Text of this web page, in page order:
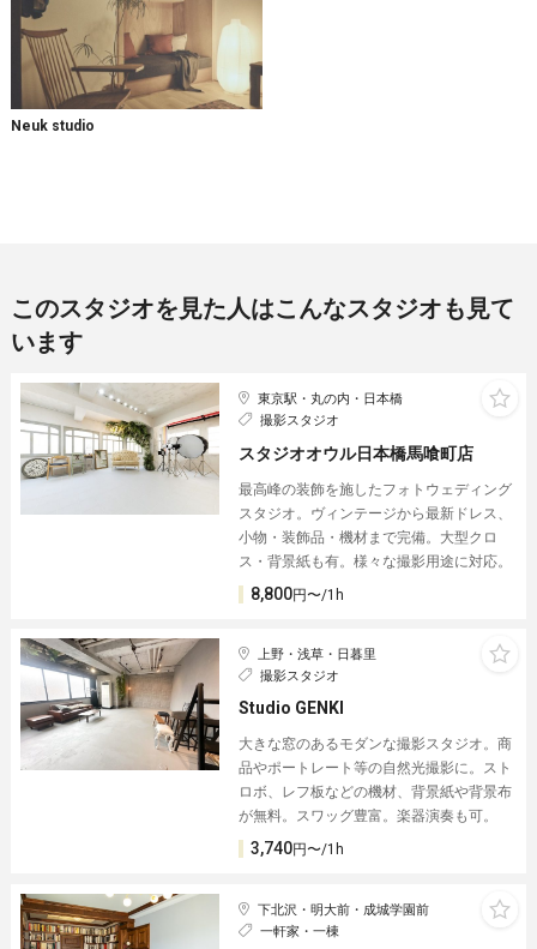
Neuk studio
このスタジオを見た人はこんなスタジオも見て
います
東京駅・丸の内・日本橋
撮影スタジオ
スタジオオウル日本橋馬喰町店
最高峰の装飾を施したフォトウェディング
スタジオ。ヴィンテージから最新ドレス、
小物・装飾品・機材まで完備。大型クロ
ス・背景紙も有。様々な撮影用途に対応。
8,800円〜/1h
上野・浅草・日暮里
撮影スタジオ
Studio GENKI
大きな窓のあるモダンな撮影スタジオ。商
品やポートレート等の自然光撮影に。スト
ロボ、レフ板などの機材、背景紙や背景布
が無料。スワッグ豊富。楽器演奏も可。
3,740円〜/1h
下北沢・明大前・成城学園前
一軒家・一棟